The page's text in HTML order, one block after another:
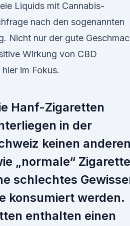
Liquids mit Cannabis-
nach den sogenannten
Nicht nur der gute
Wirkung von CBD
im Fokus.
Hanf-Zigaretten
in der
keinen anderen
„normale“
schlechtes
konsumiert werden.
enthalten einen